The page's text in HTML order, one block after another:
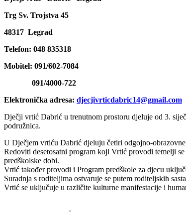
Trg Sv. Trojstva 45
48317 Legrad
Telefon: 048 835318
Mobitel: 091/602-7084
091/4000-722
Elektronička adresa: djecjivrticdabric14@gmail.com
Dječji vrtić Dabrić u trenutnom prostoru djeluje od 3.
podružnica.
U Dječjem vrtiću Dabrić djeluju četiri odgojno-
Redoviti desetosatni program koji Vrtić provodi temelji
predškolske dobi.
Vrtić također provodi i Program predškole za djecu
Suradnja s roditeljima ostvaruje se putem roditeljskih
Vrtić se uključuje u različite kulturne manifestacije i